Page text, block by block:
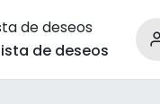
de deseos
de deseos